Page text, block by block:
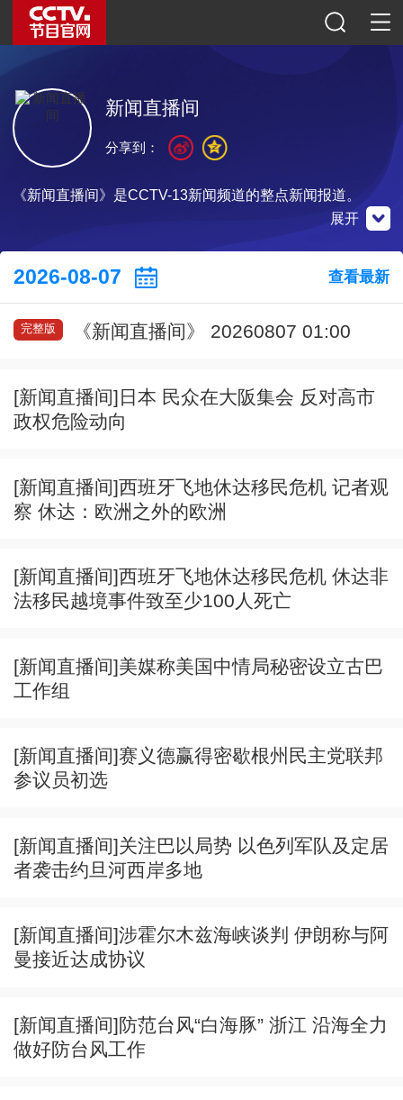
新闻直播间
《新闻直播间》是CCTV-13新闻频道的整点新闻报道。
央视新闻
扫一扫下载 扫一扫关注
微信公众号
扫一扫关注
展开
分享到：
2026-08-07 查看最新
完整版 《新闻直播间》 20260807 01:00
[新闻直播间]日本 民众在大阪集会 反对高市
政权危险动向
[新闻直播间]西班牙飞地休达移民危机 记者观
察 休达：欧洲之外的欧洲
[新闻直播间]西班牙飞地休达移民危机 休达非
法移民越境事件致至少100人死亡
[新闻直播间]美媒称美国中情局秘密设立古巴
工作组
[新闻直播间]赛义德赢得密歇根州民主党联邦
参议员初选
[新闻直播间]关注巴以局势 以色列军队及定居
者袭击约旦河西岸多地
[新闻直播间]涉霍尔木兹海峡谈判 伊朗称与阿
曼接近达成协议
[新闻直播间]防范台风“白海豚” 浙江 沿海全力
做好防台风工作